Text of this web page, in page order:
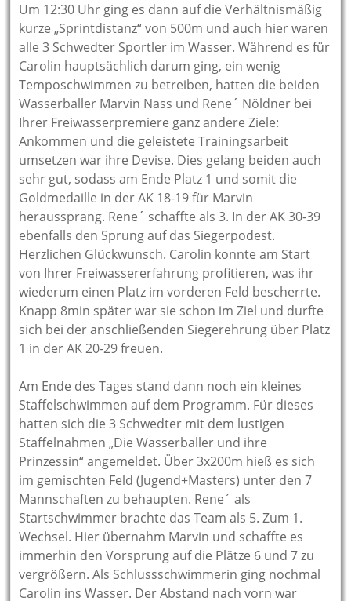
Um 12:30 Uhr ging es dann auf die Verhältnismäßig
kurze „Sprintdistanz“ von 500m und auch hier waren
alle 3 Schwedter Sportler im Wasser. Während es für
Carolin hauptsächlich darum ging, ein wenig
Temposchwimmen zu betreiben, hatten die beiden
Wasserballer Marvin Nass und Rene´ Nöldner bei
Ihrer Freiwasserpremiere ganz andere Ziele:
Ankommen und die geleistete Trainingsarbeit
umsetzen war ihre Devise. Dies gelang beiden auch
sehr gut, sodass am Ende Platz 1 und somit die
Goldmedaille in der AK 18-19 für Marvin
heraussprang. Rene´ schaffte als 3. In der AK 30-39
ebenfalls den Sprung auf das Siegerpodest.
Herzlichen Glückwunsch. Carolin konnte am Start
von Ihrer Freiwassererfahrung profitieren, was ihr
wiederum einen Platz im vorderen Feld bescherrte.
Knapp 8min später war sie schon im Ziel und durfte
sich bei der anschließenden Siegerehrung über Platz
1 in der AK 20-29 freuen.
Am Ende des Tages stand dann noch ein kleines
Staffelschwimmen auf dem Programm. Für dieses
hatten sich die 3 Schwedter mit dem lustigen
Staffelnahmen „Die Wasserballer und ihre
Prinzessin“ angemeldet. Über 3x200m hieß es sich
im gemischten Feld (Jugend+Masters) unter den 7
Mannschaften zu behaupten. Rene´ als
Startschwimmer brachte das Team als 5. Zum 1.
Wechsel. Hier übernahm Marvin und schaffte es
immerhin den Vorsprung auf die Plätze 6 und 7 zu
vergrößern. Als Schlussschwimmerin ging nochmal
Carolin ins Wasser. Der Abstand nach vorn war